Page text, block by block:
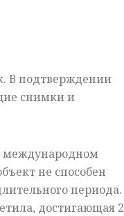
В подтверждении
снимки и
международном
не способен
периода.
достигающая 2